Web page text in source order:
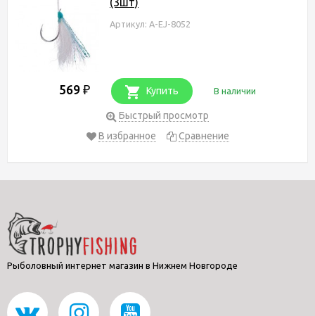
Артикул: A-EJ-8052
569 ₽ Купить В наличии
Быстрый просмотр
В избранное
Сравнение
Рыболовный интернет магазин в Нижнем Новгороде